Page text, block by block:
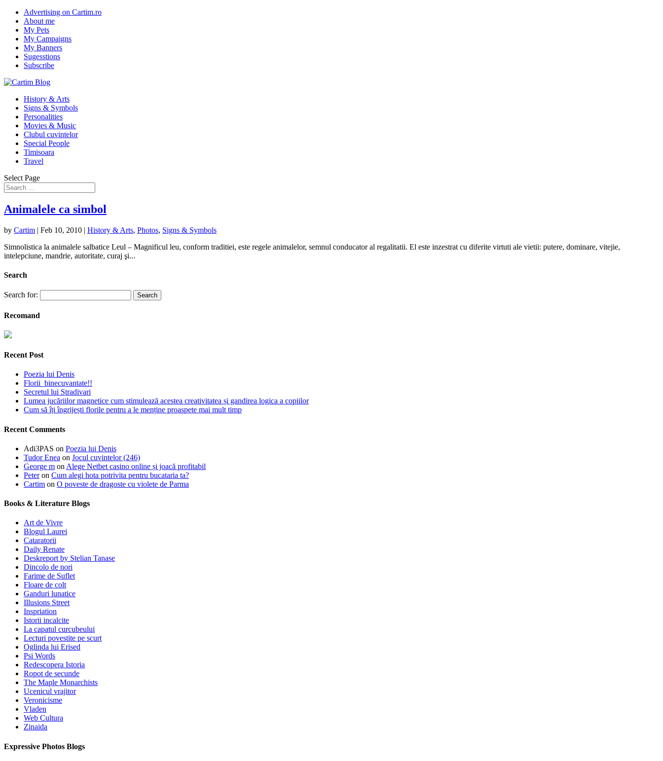
Advertising on Cartim.ro
About me
My Pets
My Campaigns
My Banners
Sugesstions
Subscribe
History & Arts
Signs & Symbols
Personalities
Movies & Music
Clubul cuvintelor
Special People
Timisoara
Travel
Select Page
Animalele ca simbol
by Cartim | Feb 10, 2010 | History & Arts, Photos, Signs & Symbols
Simnolistica la animalele salbatice Leul – Magnificul leu, conform traditiei, este regele animalelor, semnul conducator al regalitatii. El este inzestrat cu diferite virtuti ale vietii: putere, dominare, vitejie,
intelepciune, mandrie, autoritate, curaj şi...
Search
Search for:
Recomand
Recent Post
Poezia lui Denis
Florii binecuvantate!!
Secretul lui Stradivari
Lumea jucăriilor magnetice cum stimulează acestea creativitatea și gandirea logica a copiilor
Cum să îți îngrijești florile pentru a le menține proaspete mai mult timp
Recent Comments
Adi3PAS on Poezia lui Denis
Tudor Enea on Jocul cuvintelor (246)
George m on Alege Netbet casino online și joacă profitabil
Peteron Cum alegi hota potrivita pentru bucataria ta?
Cartim on O poveste de dragoste cu violete de Parma
Books & Literature Blogs
Art de Vivre
Blogul Laurei
Cataratorii
Daily Renate
Deskreport by Stelian Tanase
Dincolo de nori
Farime de Suflet
Floare de colt
Ganduri lunatice
Illusions Street
Inspriation
Istorii incalcite
La capatul curcubeului
Lecturi povestite pe scurt
Oglinda lui Erised
Psi Words
Redescopera Istoria
Ropot de secunde
The Maple Monarchists
Ucenicul vrajitor
Veronicisme
Vladen
Web Cultura
Zinaida
Expressive Photos Blogs